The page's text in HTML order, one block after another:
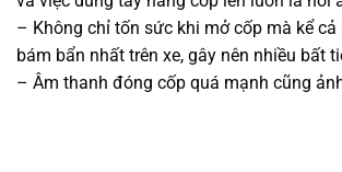
– Không chỉ tốn sức khi mở cốp mà kể
bám bẩn nhất trên xe, gây nên nhiều bất
– Âm thanh đóng cốp quá mạnh cũng